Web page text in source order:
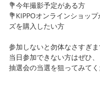
💐今年撮影予定がある方
💐KIPPOオンラインショッ
ズを購入したい方
参加しないと勿体なさすぎ
当日参加できない方はぜひ、
抽選会の当選を狙ってみて